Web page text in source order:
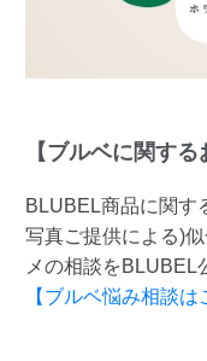
【ブルベに関する
BLUBEL商品に関す
写真ご提供による)
メの相談を
【ブルベ悩み相談